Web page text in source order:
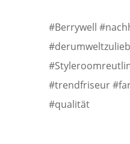
#Berrywell
#trendfriseur
#qualität